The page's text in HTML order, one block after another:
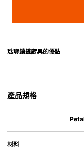
琺瑯鑄鐵廚具的優點
• 琺瑯鑄鐵傳熱性均勻，不
• 重身的鍋蓋能有助防止蒸
• 琺瑯抗酸鹼，不會殘留氣
產品規格
材料